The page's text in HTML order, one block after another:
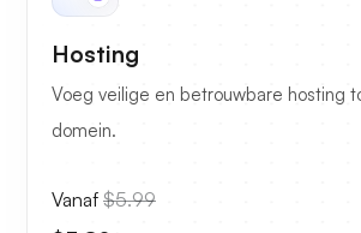
Hosting
Voeg veilige en betrouwbare hosting
domein.
Vanaf $5.99